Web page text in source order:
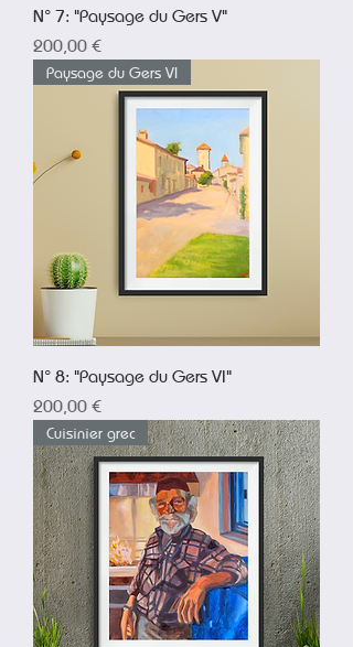
N° 7: "Paysage du Gers V"
Prix
200,00 €
Paysage du Gers VI
N° 8: "Paysage du Gers VI"
Prix
200,00 €
Cuisinier grec